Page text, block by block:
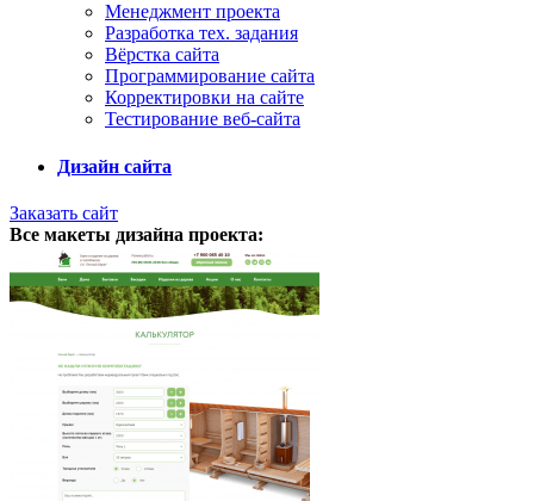
Менеджмент проекта
Разработка тех. задания
Вёрстка сайта
Программирование сайта
Корректировки на сайте
Тестирование веб-сайта
Дизайн сайта
Заказать сайт
Все макеты дизайна проекта: